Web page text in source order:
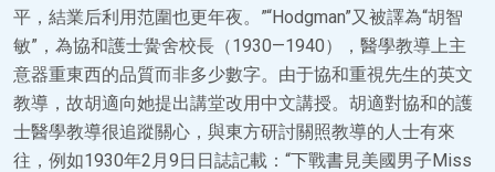
平，結業后利用范圍也更年夜。”“Hodgman”又被譯為“胡智
敏”，為協和護士黌舍校長（1930—1940），醫學教導上主
意器重東西的品質而非多少數字。由于協和重視先生的英文
教導，故胡適向她提出講堂改用中文講授。胡適對協和的護
士醫學教導很追蹤關心，與東方研討關照教導的人士有來
往，例如1930年2月9日日誌記載：“下戰書見美國男子Miss